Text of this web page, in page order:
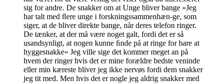
sig for andre. De snakker om at Unge bliver bange »Jeg
har talt med ﬂere unge i forskningssammenhæn-ge, som
siger, at de bliver direkte bange, når deres telefon ringer.
De tænker, at der må være noget galt, fordi det er så
usandsynligt, at nogen kunne ﬁnde på at ringe for bare at
hyggesnakke« Jeg ville sige det kommer meget an på
hvem der ringer hvis det er mine forældre bedste veninde
eller min kæreste bliver jeg ikke nervøs fordi dem snakker
jeg tit med. Men hvis det er nogle jeg aldrig snakker med